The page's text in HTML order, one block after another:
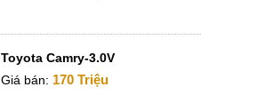
Toyota Camry-3.0V
Giá bán: 170 Triệu